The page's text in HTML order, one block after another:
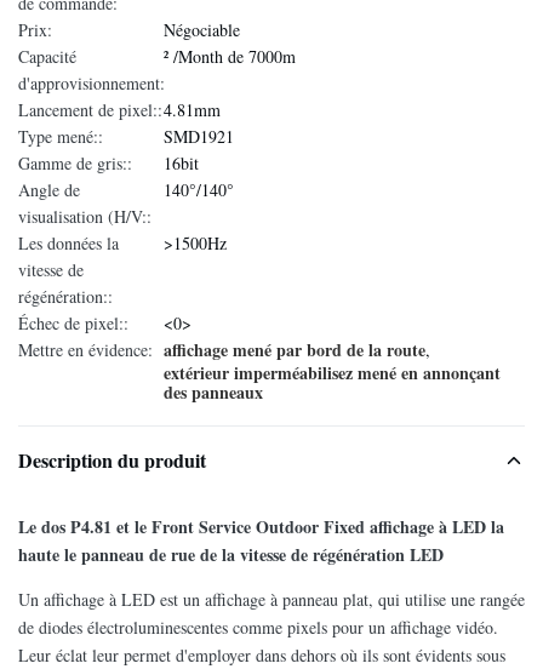
Prix:
Négociable
Capacité
d'approvisionnement:
² /Month de 7000m
Lancement de pixel::4.81mm
Type mené::
SMD1921
Gamme de gris::
16bit
Angle de
visualisation (H/V::
140°/140°
Les données la
vitesse de
régénération::
>1500Hz
Échec de pixel::
<0>
Mettre en évidence: affichage mené par bord de la route,
extérieur imperméabilisez mené en annonçant
des panneaux
Description du produit
Le dos P4.81 et le Front Service Outdoor Fixed affichage à LED la
haute le panneau de rue de la vitesse de régénération LED
Un affichage à LED est un affichage à panneau plat, qui utilise une rangée
de diodes électroluminescentes comme pixels pour un affichage vidéo.
Leur éclat leur permet d'employer dans dehors où ils sont évidents sous